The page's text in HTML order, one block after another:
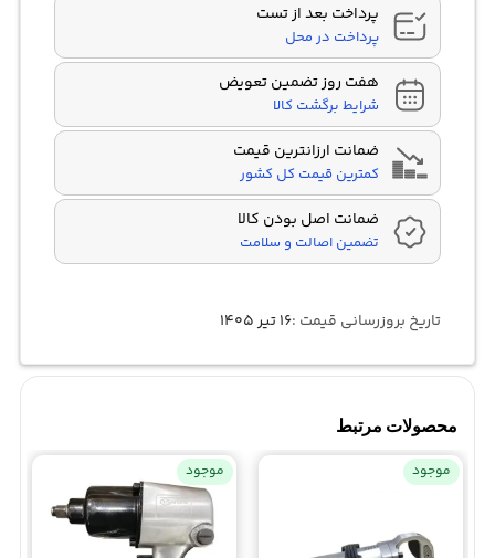
پرداخت بعد از تست
پرداخت در محل
هفت روز تضمین تعویض
شرایط برگشت کالا
ضمانت ارزانترین قیمت
کمترین قیمت کل کشور
ضمانت اصل بودن کالا
تضمین اصالت و سلامت
تاریخ بروزرسانی قیمت :۱۶ تیر ۱۴۰۵
محصولات مرتبط
موجود موجود